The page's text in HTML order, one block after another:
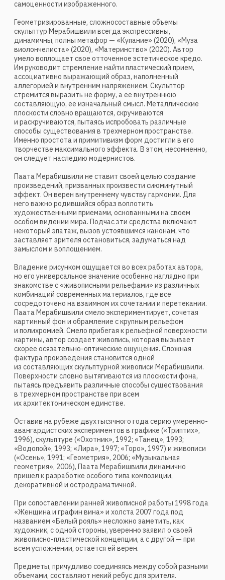
При сопоставлении ранней живописной работы 1998 года
названием «Белый рояль» несложно заметить, как
художник, с одной стороны, уверенно заявил о своей
живописно-пластической концепции, а с другой — при
всем усложнении, остается ей верен.
Предметы, причудливо соединяясь между собой разными
объемами, составляют некий ребус для зрителя.
Плоскостно-декоративный прием ранней работы
уступает место напряженной экспрессии в работе 2007
года. При локальном цветовом решении и довольно
сложной композиции обе работы построены на основе
линейной перспективы. Минимум изобразительных
элементов — два, три предмета, строго моделированные,
заполняющие пространство холста в ритмичных
переплетениях на фоне плоскостного, лишенного
пространственной глубины фона. Колорит, решенный
на основе сплава контрастов, обладает магией
притяжения.
Нельзя не сравнить совсем раннюю скульптуру 1993 года
«Танец» и «Амазонку»2007 года. Нам открывается
едва ли не самая стойкая черта пластики художника:
формы плавно и органично перетекают друг в друга,
а пространство проникает в массу материала, создает
в ней сквозные отверстия. Решающее значение
придается поиску универсальной, вневременной
многозначительной формы, ее органичности
окружающему пространству, силе внутреннего
Многогранность скульптора обусловливается, конечно,
широтой мышления и продуктивностью пластического
воображения. Взволнованный интерес и к материально-
пластическому, и к духовному отражает, вероятно,
своеобразие сочетания рациональности
добиваясь их архитектонического единения.
Очевидно, что работы конца 1990‑х — начала 2000‑х
годов, отличающиеся замкнутым силуэтом, плавностью
форм и текучестью линий, так же как и композиции после
2000 года, характерны остротой, внутренней
напряженностью и выразительностью линий и объемов.
Несмотря на отход мастера от реалистической
изобразительной традиции, Мерабишвили достигает
эффекта присутствия многовековой пластической школы.
Если в станковых скульптурных работах мы косвенно
ощущаем наследие Цадкина, Мура и Архипенко,
то в графических и живописных работах нас поражает
плодотворность переосмысления творчества Пабло
Пикассо, Любови Поповой и Амедео Модильяни.
В произведениях монументальной скульптуры ощущается
влияние уравновешенной пластики модернизма.
Скульптор достигает гармонии объема и формы, которую
он улавливал еще на раннем этапе своего творчества.
Опираясь на осязательность скульптур Майоля и античное
наследие, Мерабишвили во многом руководствуется
наследником традиций, он умело переплетает в своих
работах разные художественные направления, которые
являются основой собственного творческого метода
скульптора.
Человеческая фигура является основным образом
в творчестве Пааты Мерабишвили. Он сосредоточен
на изучении ее экспрессивных возможностей. В связи
с этим скульптуры зачастую носят геометризированный
характер, обладают подчеркнутой угловатостью
и заостренностью форм.
Мерабишвили придерживается в своих работах, его
скульптуры по-прежнему находятся в контексте
фигуративного искусства. Отказываясь от традиционной
фигуративности и следуя за скульпторами-
авангардистами, Мерабишвили экспериментирует
с формой и цветом, техникой и материалом, создавая тем
самым продукт современной эпохи. Пробуя свои силы
в разных сферах творческой деятельности, оставаясь
восприимчивым к новым изобразительным формам
значимым достижениям искусства прошлого, скульптор
создает собственную художественную формулу, которая